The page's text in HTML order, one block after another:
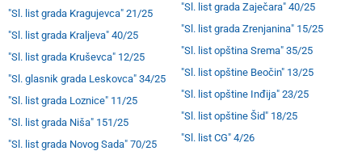
"Sl. list grada Kragujevca" 21/25
"Sl. list grada Kraljeva" 40/25
"Sl. list grada Kruševca" 12/25
"Sl. glasnik grada Leskovca" 34/25
"Sl. list grada Loznice" 11/25
"Sl. list grada Niša" 151/25
"Sl. list grada Novog Sada" 70/25
"Sl. list grada Zaječara" 40/25
"Sl. list grada Zrenjanina" 15/25
"Sl. list opština Srema" 35/25
"Sl. list opštine Beočin" 13/25
"Sl. list opštine Inđija" 23/25
"Sl. list opštine Šid" 18/25
"Sl. list CG" 4/26